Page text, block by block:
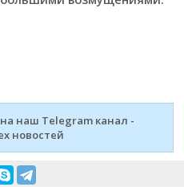
наш Telegram канал -
новостей